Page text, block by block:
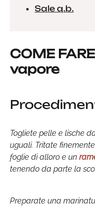
Sale q.b.
COME
vapore
Togliete pelle e lische
uguali. Tritate
foglie di alloro e un
tenendo da parte la
Preparate una